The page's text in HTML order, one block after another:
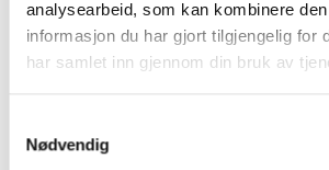
analysearbeid, som kan kombinere
informasjon du har gjort tilgjengelig for
har samlet inn gjennom din bruk av
Nødvendig
Jabra
trådløs -
USB-A
svart -